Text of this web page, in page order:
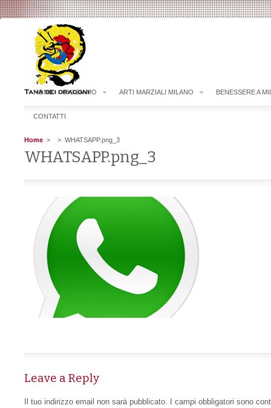
HOME CHI SIAMO ARTI MARZIALI MILANO BENESSERE A
CONTATTI
Home > > WHATSAPP.png_3
WHATSAPP.png_3
Leave a Reply
Il tuo indirizzo email non sarà pubblicato. I campi obbligatori sono